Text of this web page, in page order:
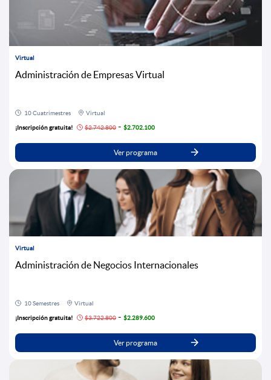
Virtual
Administración de Empresas Virtual
10 Cuatrimestres Virtual
¡Inscripción gratuita! $2.742.800 - $2.702.100
Ver programa
Virtual
Administración de Negocios Internacionales
10 Semestres Virtual
¡Inscripción gratuita! $3.722.800 - $2.289.600
Ver programa